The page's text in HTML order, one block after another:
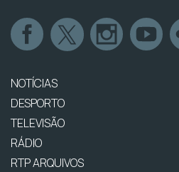
NOTÍCIAS
DESPORTO
TELEVISÃO
RÁDIO
RTP ARQUIVOS